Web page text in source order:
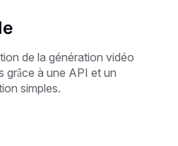
de la génération vidéo
grâce à une API et un
simples.